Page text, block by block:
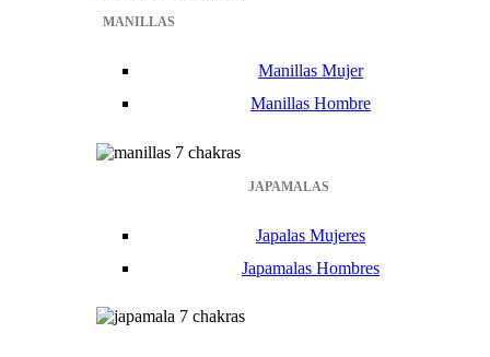
MANILLAS
Manillas Mujer
Manillas Hombre
JAPAMALAS
Japalas Mujeres
Japamalas Hombres